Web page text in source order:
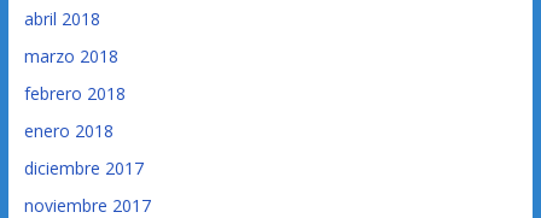
abril 2018
marzo 2018
febrero 2018
enero 2018
diciembre 2017
noviembre 2017